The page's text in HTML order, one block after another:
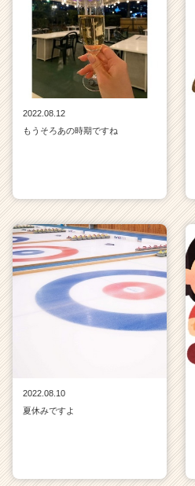
2022.08.12
もうそろあの時期ですね
2022.08.10
夏休みですよ